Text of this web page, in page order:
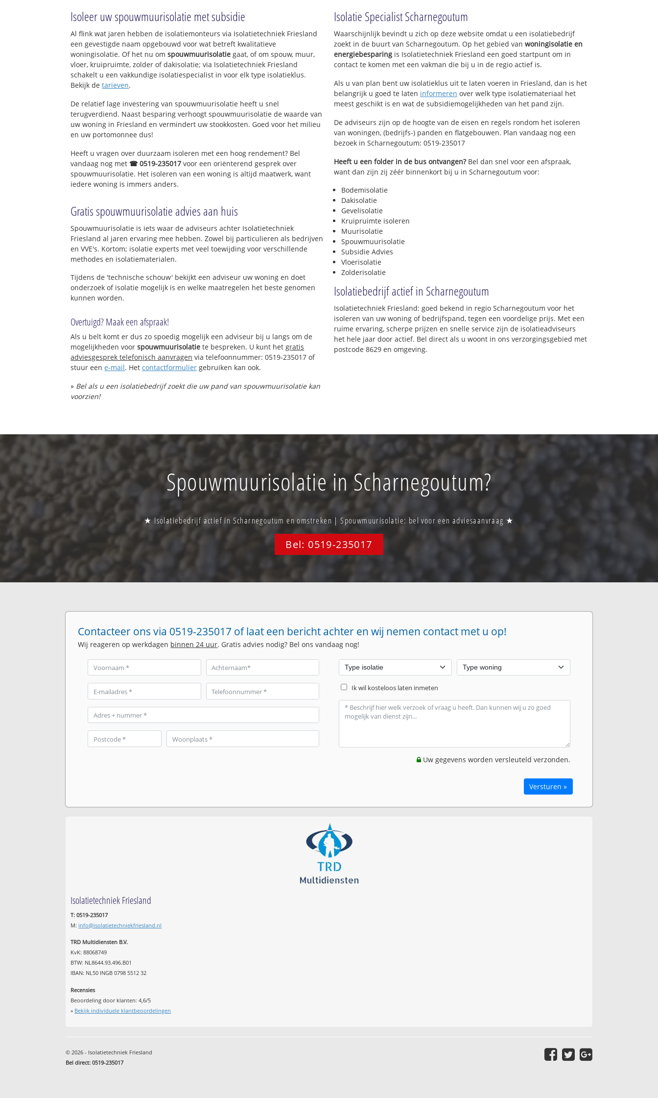
Goënga
Gauw
Isoleer uw spouwmuurisolatie met subsidie
Al flink wat jaren hebben de isolatiemonteurs via Isolatietechniek Friesland
een gevestigde naam opgebouwd voor wat betreft kwalitatieve
woningisolatie. Of het nu omspouwmuurisolatie gaat, of om spouw, muur,
vloer, kruipruimte, zolder of dakisolatie; via Isolatietechniek Friesland
schakelt u een vakkundige isolatiespecialist in voor elk type isolatieklus.
Bekijk detarieven.
De relatief lage investering van spouwmuurisolatie heeft u snel
terugverdiend. Naast besparing verhoogt spouwmuurisolatie de waarde van
uw woning in Friesland en vermindert uw stookkosten. Goed voor het milieu
en uw portomonnee dus!
Heeft u vragen over duurzaam isoleren met een hoog rendement? Bel
vandaag nog met ☎ 0519-235017 voor een oriënterend gesprek over
spouwmuurisolatie. Het isoleren van een woning is altijd maatwerk, want
iedere woning is immers anders.
Gratis spouwmuurisolatie advies aan huis
Spouwmuurisolatie is iets waar de adviseurs achter Isolatietechniek
Friesland al jaren ervaring mee hebben. Zowel bij particulieren als bedrijven
en VVE's. Kortom; isolatie experts met veel toewijding voor verschillende
methodes en isolatiematerialen.
Tijdens de 'technische schouw' bekijkt een adviseur uw woning en doet
onderzoek of isolatie mogelijk is en welke maatregelen het beste genomen
kunnen worden.
Overtuigd? Maak een afspraak!
Als u belt komt er dus zo spoedig mogelijk een adviseur bij u langs om de
mogelijkheden voorspouwmuurisolatie te bespreken. U kunt hetgratis
adviesgesprek telefonisch aanvragen via telefoonnummer: 0519-235017 of
stuur eene-mail. Hetcontactformulier gebruiken kan ook.
» Bel als u een isolatiebedrijf zoekt die uw pand van spouwmuurisolatie kan
voorzien!
Isolatie Specialist Scharnegoutum
Waarschijnlijk bevindt u zich op deze website omdat u een isolatiebedrijf
zoekt in de buurt van Scharnegoutum. Op het gebied van woningisolatie en
energiebesparing is Isolatietechniek Friesland een goed startpunt om in
contact te komen met een vakman die bij u in de regio actief is.
Als u van plan bent uw isolatieklus uit te laten voeren in Friesland, dan is het
belangrijk u goed te laten informeren over welk type isolatiemateriaal het
meest geschikt is en wat de subsidiemogelijkheden van het pand zijn.
De adviseurs zijn op de hoogte van de eisen en regels rondom het isoleren
van woningen, (bedrijfs-) panden en flatgebouwen. Plan vandaag nog een
bezoek in Scharnegoutum: 0519-235017
Heeft u een folder in de bus ontvangen?Bel dan snel voor een afspraak,
want dan zijn zij zéér binnenkort bij u in Scharnegoutum voor:
Bodemisolatie
Dakisolatie
Gevelisolatie
Kruipruimte isoleren
Muurisolatie
Spouwmuurisolatie
Subsidie Advies
Vloerisolatie
Zolderisolatie
Isolatiebedrijf actief in Scharnegoutum
Isolatietechniek Friesland: goed bekend in regio Scharnegoutum voor het
isoleren van uw woning of bedrijfspand, tegen een voordelige prijs. Met een
ruime ervaring, scherpe prijzen en snelle service zijn de isolatieadviseurs
het hele jaar door actief. Bel direct als u woont in ons verzorgingsgebied met
postcode 8629 en omgeving.
Spouwmuurisolatie in Scharnegoutum?
★ Isolatiebedrijf actief in Scharnegoutum en omstreken | Spouwmuurisolatie: bel voor een adviesaanvraag ★
Bel: 0519-235017
Contacteer ons via 0519-235017 of laat een bericht achter en wij nemen contact met u op!
Wij reageren op werkdagen binnen 24 uur. Gratis advies nodig? Bel ons vandaag nog!
Ik wil kosteloos laten inmeten
Uw gegevens worden versleuteld verzonden.
Versturen »
Isolatietechniek Friesland
T: 0519-235017
M: info@isolatietechniekfriesland.nl
TRD Multidiensten B.V.
KvK: 88068749
BTW: NL8644.93.496.B01
IBAN: NL50 INGB 0798 5512 32
Recensies
Beoordeling door klanten:4,6/5
» Bekijk individuele klantbeoordelingen
© 2026 - Isolatietechniek Friesland
Bel direct: 0519-235017